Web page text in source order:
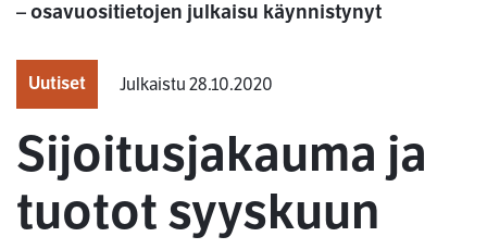
– osavuositietojen julkaisu käynnistynyt
Uutiset Julkaistu 28.10.2020
Sijoitusjakauma ja
tuotot syyskuun